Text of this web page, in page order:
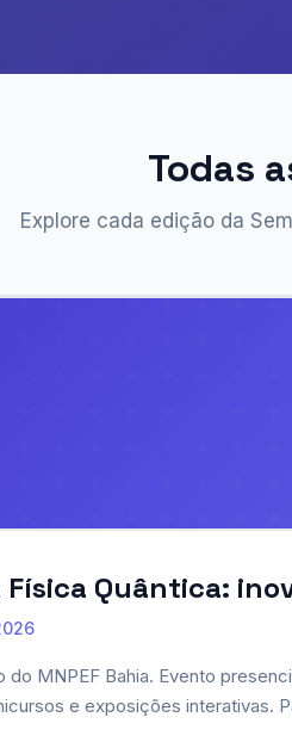
Todas
Explore cada edição da
Quântica:
do MNPEF Bahia. Evento
e exposições interativas.